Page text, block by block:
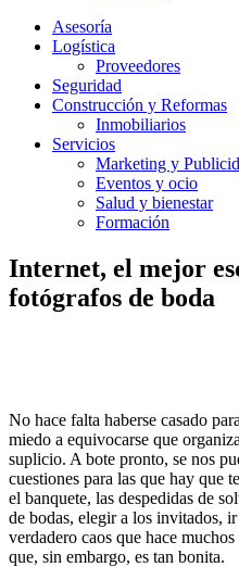
Asesoría
Logística
Proveedores
Seguridad
Construcción y Reformas
Inmobiliarios
Servicios
Marketing y
Eventos y ocio
Salud y bienestar
Formación
Internet, el mejor
fotógrafos de boda
No hace falta haberse casado
miedo a equivocarse que
suplicio. A bote pronto, se nos
cuestiones para las que hay que
el banquete, las despedidas de
de bodas, elegir a los invitados,
verdadero caos que hace
que, sin embargo, es tan bonita.